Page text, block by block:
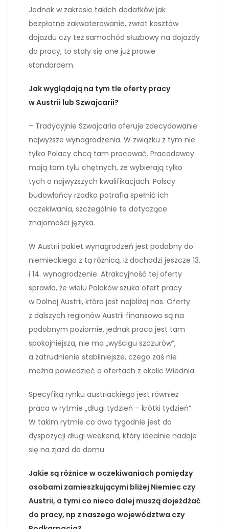
Jednak w zakresie takich dodatków jak
bezpłatne zakwaterowanie, zwrot kosztów
dojazdu czy też samochód służbowy na dojazdy
do pracy, to stały się one już prawie
standardem.
Jak wyglądają na tym tle oferty pracy
w Austrii lub Szwajcarii?
– Tradycyjnie Szwajcaria oferuje zdecydowanie
najwyższe wynagrodzenia. W związku z tym nie
tylko Polacy chcą tam pracować. Pracodawcy
mają tam tylu chętnych, że wybierają tylko
tych o najwyższych kwalifikacjach. Polscy
budowlańcy rzadko potrafią spełnić ich
oczekiwania, szczególnie te dotyczące
znajomości języka.
W Austrii pakiet wynagrodzeń jest podobny do
niemieckiego z tą różnicą, iż dochodzi jeszcze 13.
i 14. wynagrodzenie. Atrakcyjność tej oferty
sprawia, że wielu Polaków szuka ofert pracy
w Dolnej Austrii, która jest najbliżej nas. Oferty
z dalszych regionów Austrii finansowo są na
podobnym poziomie, jednak praca jest tam
spokojniejsza, nie ma „wyścigu szczurów”,
a zatrudnienie stabilniejsze, czego zaś nie
można powiedzieć o ofertach z okolic Wiednia.
Specyfiką rynku austriackiego jest również
praca w rytmie „długi tydzień – krótki tydzień”.
W takim rytmie co dwa tygodnie jest do
dyspozycji długi weekend, który idealnie nadaje
się na zjazd do domu.
Jakie są różnice w oczekiwaniach pomiędzy
osobami zamieszkującymi bliżej Niemiec czy
Austrii, a tymi co nieco dalej muszą dojeżdżać
do pracy, np z naszego województwa czy